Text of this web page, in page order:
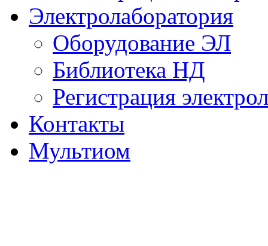
Электролаборатория
Оборудование ЭЛ
Библиотека НД
Регистрация
Контакты
Мультиом